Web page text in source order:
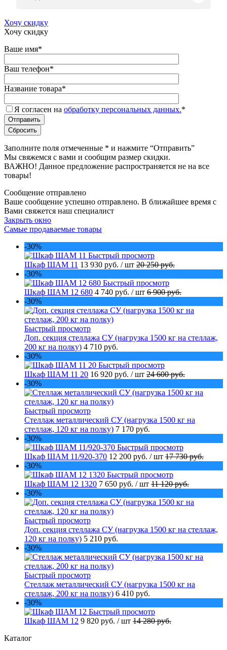
Хочу скидку
Хочу скидку
Ваше имя*
Ваш телефон*
Название товара*
Я согласен на обработку персональных данных.*
Заполните поля отмеченные * и нажмите “Отправить”
Мы свяжемся с вами и сообщим размер скидки.
ВАЖНО! Данное предложение распространяется не на все
товары!
Сообщение отправлено
Ваше сообщение успешно отправлено. В ближайшее время с
Вами свяжется наш специалист
Закрыть окно
Самые продаваемые товары
-30%
Быстрый просмотр
Шкаф ШАМ 11 13 930 руб. / шт 20 250 руб.
-30%
Быстрый просмотр
Шкаф ШАМ 12 680 4 740 руб. / шт 6 900 руб.
-30%
Быстрый просмотр
Доп. секция стеллажа СУ (нагрузка 1500 кг на стеллаж,
200 кг на полку) 4 710 руб.
-30%
Быстрый просмотр
Шкаф ШАМ 11 20 16 920 руб. / шт 24 600 руб.
-30%
Быстрый просмотр
Стеллаж металлический СУ (нагрузка 1500 кг на
стеллаж, 120 кг на полку) 7 170 руб.
-30%
Быстрый просмотр
Шкаф ШАМ 11/920-370 12 200 руб. / шт 17 730 руб.
-30%
Быстрый просмотр
Шкаф ШАМ 12 1320 7 650 руб. / шт 11 120 руб.
-30%
Быстрый просмотр
Доп. секция стеллажа СУ (нагрузка 1500 кг на стеллаж,
120 кг на полку) 5 210 руб.
-30%
Быстрый просмотр
Стеллаж металлический СУ (нагрузка 1500 кг на
стеллаж, 200 кг на полку) 6 410 руб.
-30%
Быстрый просмотр
Шкаф ШАМ 12 9 820 руб. / шт 14 280 руб.
Каталог